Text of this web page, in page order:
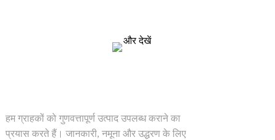
और देखें
हम ग्राहकों को गुणवत्तापूर्ण उत्पाद उपलब्ध कराने का
प्रयास करते हैं। जानकारी, नमूना और उद्धरण के लिए